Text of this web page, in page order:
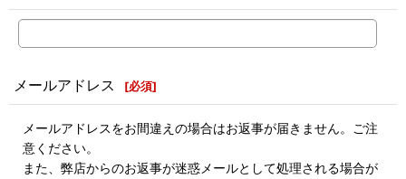
メールアドレス [必須]
メールアドレスをお間違えの場合はお返事が届きません。ご注
意ください。
また、弊店からのお返事が迷惑メールとして処理される場合が